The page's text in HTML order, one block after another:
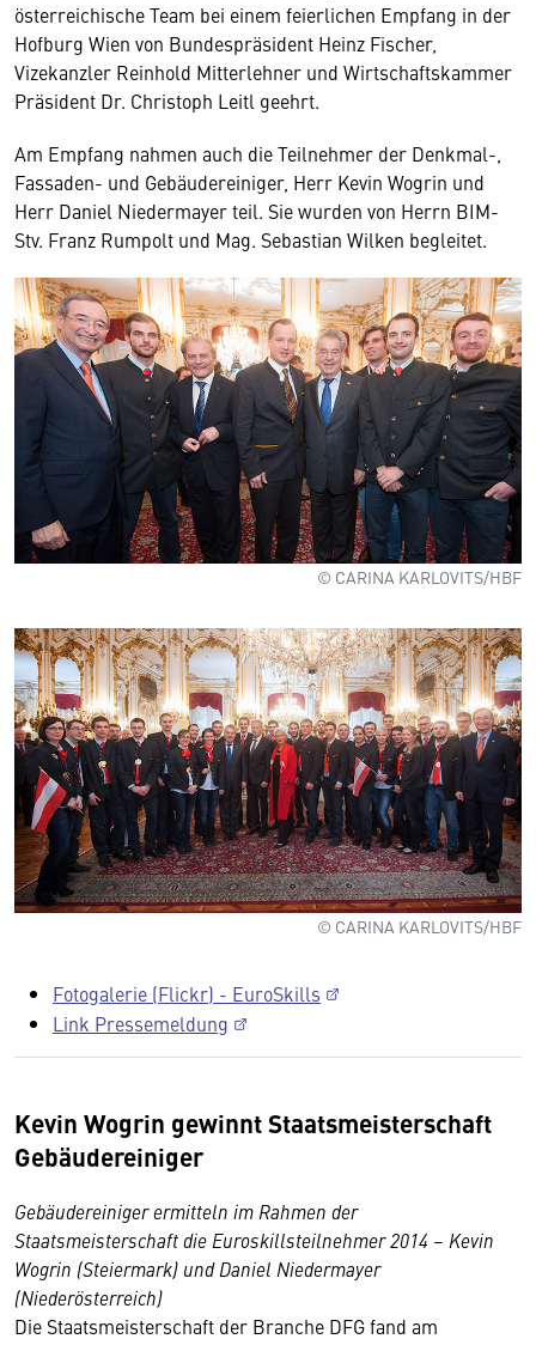
österreichische Team bei einem feierlichen Empfang in der
Hofburg Wien von Bundespräsident Heinz Fischer,
Vizekanzler Reinhold Mitterlehner und Wirtschaftskammer
Präsident Dr. Christoph Leitl geehrt.
Am Empfang nahmen auch die Teilnehmer der Denkmal-,
Fassaden- und Gebäudereiniger, Herr Kevin Wogrin und
Herr Daniel Niedermayer teil. Sie wurden von Herrn BIM-
Stv. Franz Rumpolt und Mag. Sebastian Wilken begleitet.
© CARINA KARLOVITS/HBF
© CARINA KARLOVITS/HBF
Fotogalerie (Flickr) - EuroSkills
Link Pressemeldung
Kevin Wogrin gewinnt Staatsmeisterschaft
Gebäudereiniger
Gebäudereiniger ermitteln im Rahmen der
Staatsmeisterschaft die Euroskillsteilnehmer 2014 – Kevin
Wogrin (Steiermark) und Daniel Niedermayer
(Niederösterreich)
Die Staatsmeisterschaft der Branche DFG fand am